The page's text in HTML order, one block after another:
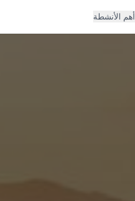
أهم الأنشطة